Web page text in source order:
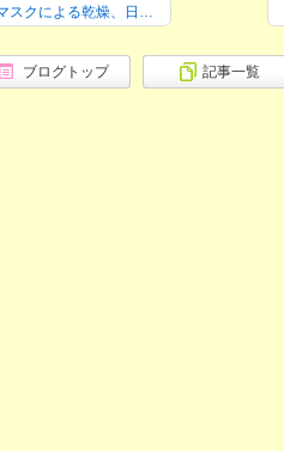
スクによる乾燥、日…
ブログトップ 記事一覧